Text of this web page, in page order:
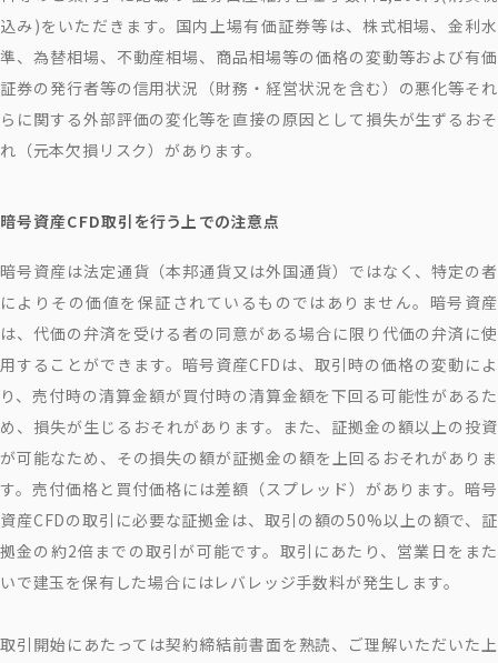
込み)をいただきます。国内上場有価証券等は、株式相場、金利水
準、為替相場、不動産相場、商品相場等の価格の変動等および有価
証券の発行者等の信用状況（財務・経営状況を含む）の悪化等それ
らに関する外部評価の変化等を直接の原因として損失が生ずるおそ
れ（元本欠損リスク）があります。
暗号資産CFD取引を行う上での注意点
暗号資産は法定通貨（本邦通貨又は外国通貨）ではなく、特定の者
によりその価値を保証されているものではありません。暗号資産
は、代価の弁済を受ける者の同意がある場合に限り代価の弁済に使
用することができます。暗号資産CFDは、取引時の価格の変動によ
り、売付時の清算金額が買付時の清算金額を下回る可能性があるた
め、損失が生じるおそれがあります。また、証拠金の額以上の投資
が可能なため、その損失の額が証拠金の額を上回るおそれがありま
す。売付価格と買付価格には差額（スプレッド）があります。暗号
資産CFDの取引に必要な証拠金は、取引の額の50%以上の額で、証
拠金の約2倍までの取引が可能です。取引にあたり、営業日をまた
いで建玉を保有した場合にはレバレッジ手数料が発生します。
取引開始にあたっては契約締結前書面を熟読、ご理解いただいた上